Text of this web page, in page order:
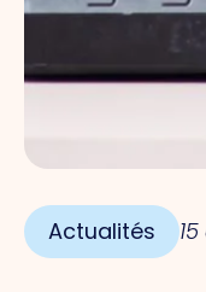
Actualités